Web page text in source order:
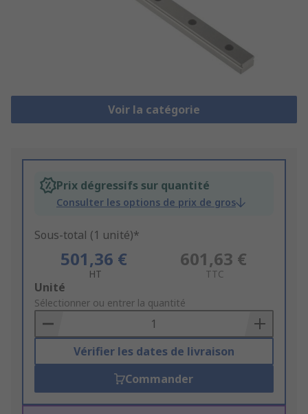
Voir la catégorie
Prix dégressifs sur quantité
Consulter les options de prix de gros
Sous-total (1 unité)*
501,36 €
HT
601,63 €
TTC
Add
to
Basket
Unité
Sélectionner ou entrer la quantité
Vérifier les dates de livraison
Commander